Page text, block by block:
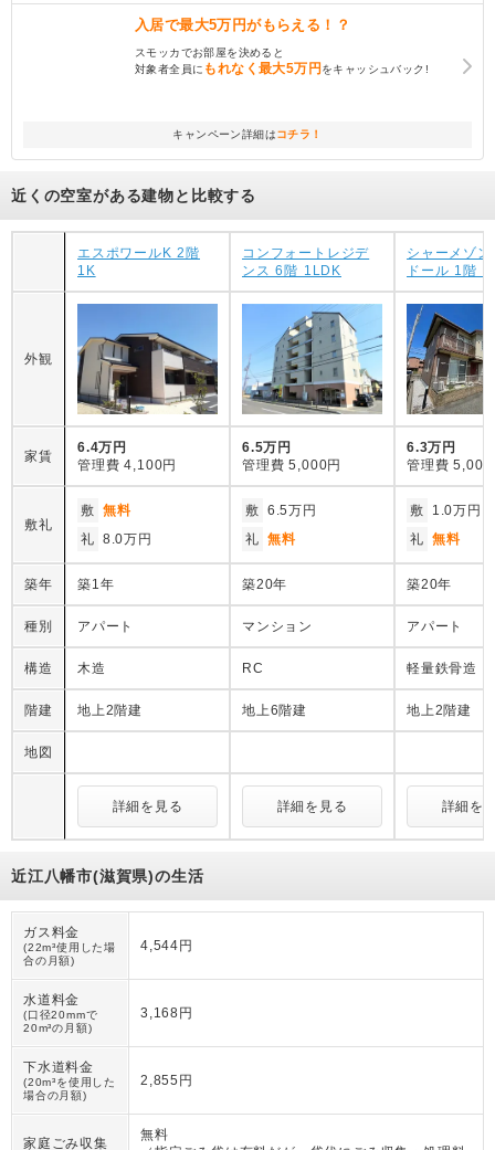
入居で最大5万円がもらえる！？
スモッカでお部屋を決めると
対象者全員に もれなく最大5万円をキャッシュバック!
キャンペーン詳細はコチラ！
近くの空室がある建物と比較する
エスポワールK 2階
1K
コンフォートレジデ
ンス 6階 1LDK
シャーメゾ
ドール 1階
外観
家賃
6.4万円
管理費 4,100円
6.5万円
管理費 5,000円
6.3万円
管理費 5,000
敷礼
敷 無料
礼 8.0万円
敷 6.5万円
礼 無料
敷
1.0万円
礼 無料
築年 築1年 築20年 築20年
種別 アパート マンション アパート
構造 木造 RC 軽量鉄骨造
階建 地上2階建 地上6階建 地上2階建
地図
詳細を見る 詳細を見る 詳細を
近江八幡市(滋賀県)の生活
ガス料金
(22m³使用した場
合の月額)
4,544円
水道料金
(口径20mmで
20m³の月額)
3,168円
下水道料金
(20m³を使用した
場合の月額)
2,855円
家庭ごみ収集
無料